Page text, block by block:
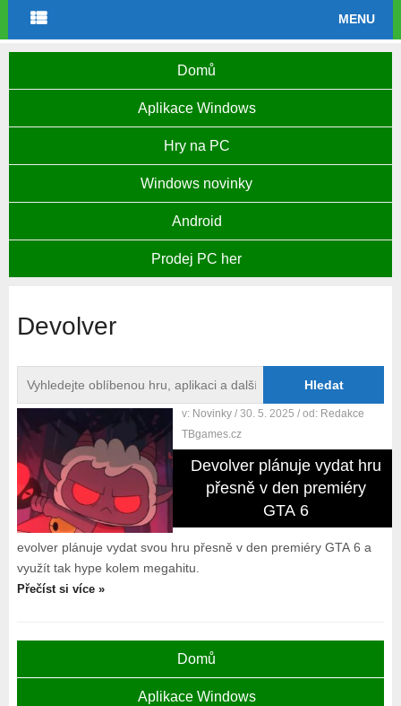
MENU
Domů
Aplikace Windows
Hry na PC
Windows novinky
Android
Prodej PC her
Devolver
v: Novinky / 30. 5. 2025 / od: Redakce
TBgames.cz
Devolver plánuje vydat hru
přesně v den premiéry
GTA 6
evolver plánuje vydat svou hru přesně v den premiéry GTA 6 a
využít tak hype kolem megahitu.
Přečíst si více »
Domů
Aplikace Windows